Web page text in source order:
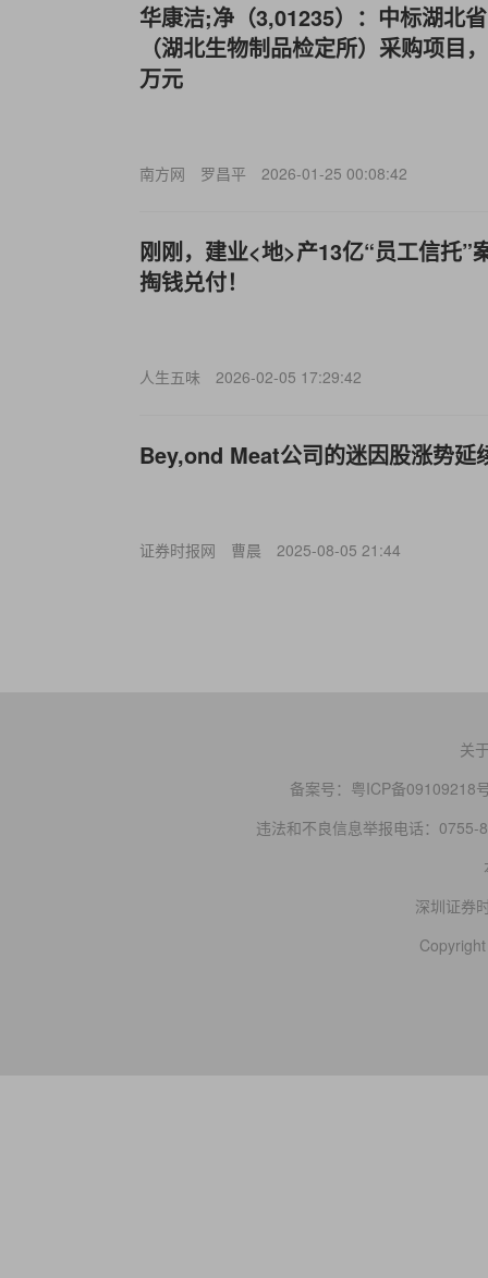
华康洁;净（3,01235）：中标湖北
（湖北生物制品检定所）采购项目
万元
南方网 罗昌平 2026-01-25 00:08:42
刚刚，建业<地>产13亿“员工信托”
掏钱兑付！
人生五味 2026-02-05 17:29:42
Bey,ond Meat公司的迷因股涨势延
证券时报网 曹晨 2025-08-05 21:44
关
备案号： 粤ICP备09109218
违法和不良信息举报电话：0755-
深圳证券